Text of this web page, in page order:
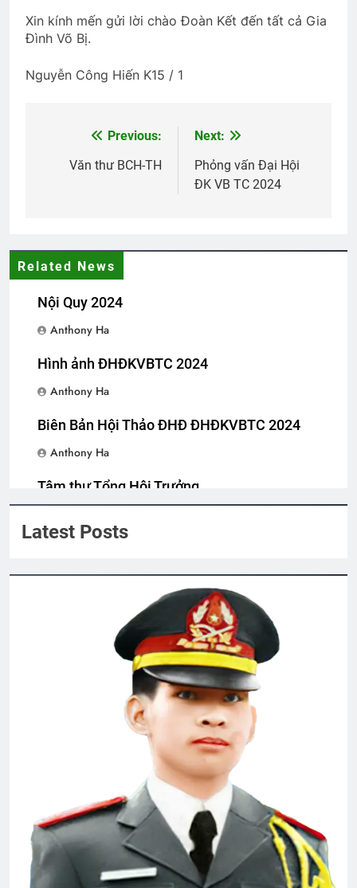
HỎI LÀM QUEN
NHỮNG VÌ SAO (Aphonse Daudet)
Album 2
3 Years Ago
1 Year Ago
BÂY GIỜ LÀ LÚC (Anonymous)
THỜI GIAN VÔ TẬN (Rabindranath
3 Years Ago
CTBCTY Tập III chương 34
3 Years Ago
MÙA XUÂN ĐANG VỀ, VỀ CÙNG ANH,
EM NHÉ!
3 Years Ago
Quốc Lộ 13
2 Years Ago
Lộc Ninh 1972
2 Years Ago
Xin kính mến gửi lời chào Đoàn Kết đến tất cả Gia
Đình Võ Bị.
Nguyễn Công Hiến K15 / 1
navigation
Previous:
Văn thư BCH-TH
Next:
Phỏng vấn Đại Hội
ĐK VB TC 2024
Related News
Nội Quy 2024
Anthony Ha
Hình ảnh ĐHĐKVBTC 2024
Anthony Ha
Biên Bản Hội Thảo ĐHĐ ĐHĐKVBTC 2024
Anthony Ha
Tâm thư Tổng Hội Trưởng
Latest Posts